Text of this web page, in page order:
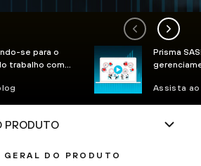
se para o
trabalho com
Prisma
IA
Assista
GERAL DO PRODUTO